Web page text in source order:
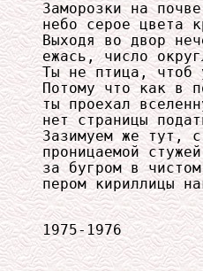
Заморозки на
небо серое цвета
Выходя во двор
ежась, число
Ты не птица, чтоб
Потому что как в
ты проехал
нет страницы
Зазимуем же тут,
проницаемой
за бугром в
пером кириллицы
1975-1976